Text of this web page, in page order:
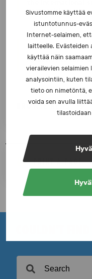
Sivustomme käyttää
istuntotunnus-
Internet-selaimen,
laitteelle. Evästeiden
käyttää näin
vierailevien selaimien
analysointiin, kuten
tieto on nimetöntä,
voida sen avulla
competitions
NEWS - 6.8.2025
Athletics to take
and clean sports
BROWSE NEWS
PRINT A PAGE